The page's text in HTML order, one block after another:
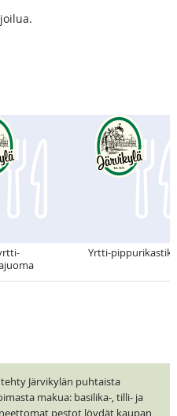
Yrtti-pippurikastike
Järvikylän puhtaista
makua: basilika-, tilli- ja
pestot löydät kaupan